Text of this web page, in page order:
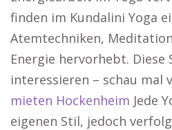
finden im Kundalini Yoga
Atemtechniken,
Energie hervorhebt. Diese
interessieren – schau mal
mieten Hockenheim Jede
eigenen Stil, jedoch